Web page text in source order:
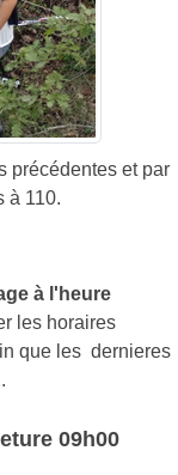
précédentes et par
à 110.
à l'heure
les horaires
que les dernieres
09h00